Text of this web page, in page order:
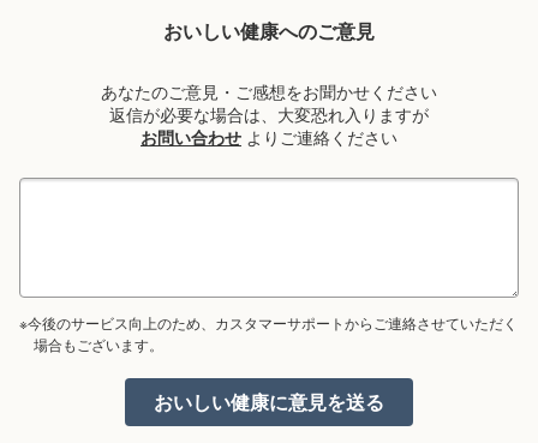
おいしい健康へのご意見
あなたのご意見・ご感想をお聞かせください
返信が必要な場合は、大変恐れ入りますが
お問い合わせ よりご連絡ください
※今後のサービス向上のため、カスタマーサポートからご連絡させていただく
場合もございます。